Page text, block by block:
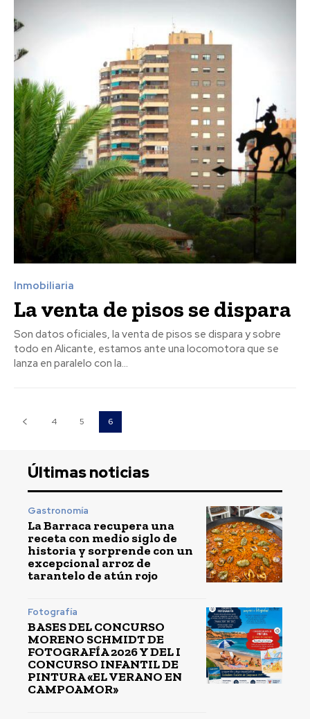
Inmobiliaria
La venta de pisos se dispara
Son datos oficiales, la venta de pisos se dispara y sobre
todo en Alicante, estamos ante una locomotora que se
lanza en paralelo con la...
4 5 6
Últimas noticias
Gastronomía
La Barraca recupera una
receta con medio siglo de
historia y sorprende con un
excepcional arroz de
tarantelo de atún rojo
Fotografía
BASES DEL CONCURSO
MORENO SCHMIDT DE
FOTOGRAFÍA 2026 Y DEL I
CONCURSO INFANTIL DE
PINTURA «EL VERANO EN
CAMPOAMOR»